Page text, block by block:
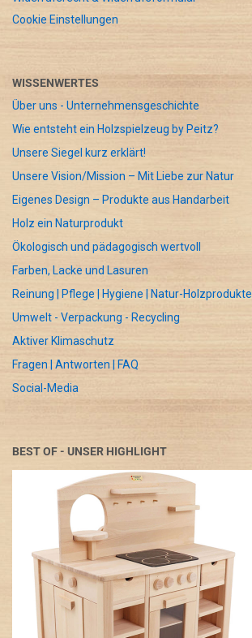
Cookie Einstellungen
WISSENWERTES
Über uns - Unternehmensgeschichte
Wie entsteht ein Holzspielzeug by Peitz?
Unsere Siegel kurz erklärt!
Unsere Vision/Mission – Mit Liebe zur Natur
Eigenes Design – Produkte aus Handarbeit
Holz ein Naturprodukt
Ökologisch und pädagogisch wertvoll
Farben, Lacke und Lasuren
Reinung | Pflege | Hygiene | Natur-Holzprodukte
Umwelt - Verpackung - Recycling
Aktiver Klimaschutz
Fragen | Antworten | FAQ
Social-Media
BEST OF - UNSER HIGHLIGHT